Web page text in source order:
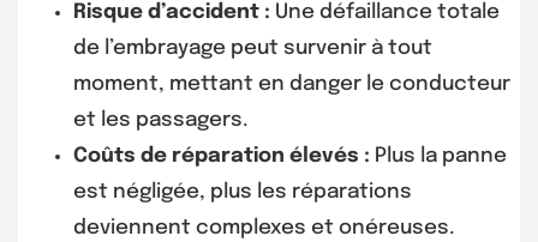
Risque d’accident : Une défaillance totale
de l’embrayage peut survenir à tout
moment, mettant en danger le conducteur
et les passagers.
Coûts de réparation élevés : Plus la panne
est négligée, plus les réparations
deviennent complexes et onéreuses.